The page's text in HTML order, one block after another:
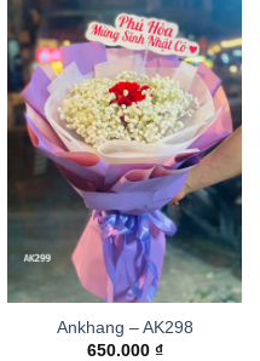
Ankhang – AK298
650.000 ₫